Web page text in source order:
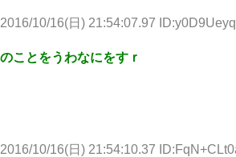
2016/10/16(日) 21:54:07.97
ことをうわなにをすｒ
2016/10/16(日) 21:54:10.37